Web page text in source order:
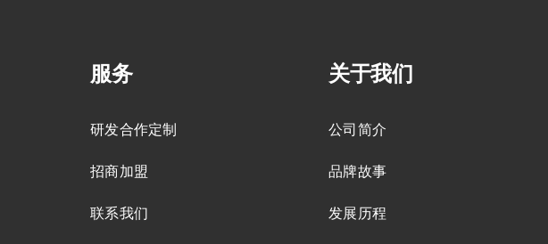
服务
研发合作定制
招商加盟
联系我们
关于我们
公司简介
品牌故事
发展历程